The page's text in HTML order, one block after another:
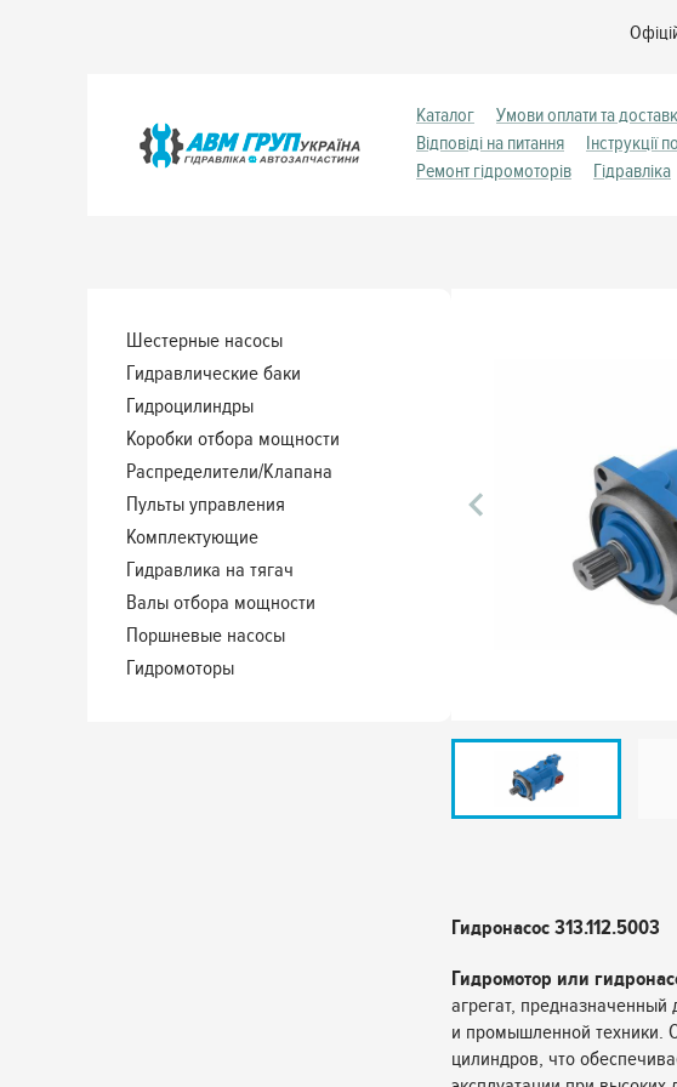
Каталог Умови оплати та
Відповіді на питання
Інструкції
Ремонт гідромоторів
Гідравліка
Шестерные насосы
Гидравлические баки
Гидроцилиндры
Коробки отбора мощности
Распределители/Клапана
Пульты управления
Комплектующие
Гидравлика на тягач
Валы отбора мощности
Поршневые насосы
Гидромоторы
Гидронасос 313.112.5003
Гидромотор или
агрегат,
и промышленной техники.
цилиндров, что